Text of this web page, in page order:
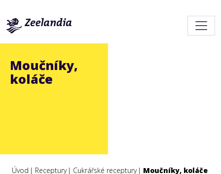
Moučníky,
koláče
Úvod Receptury Cukrářské receptury Moučníky, koláče